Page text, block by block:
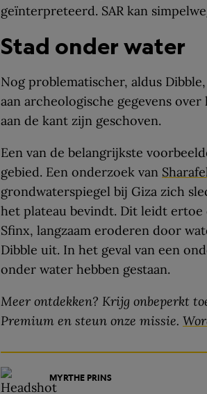
geïnterpreteerd. SAR kan
Stad onder water
Nog problematischer, aldus
aan archeologische gegevens
aan de kant zijn geschoven.
Een van de belangrijkste
gebied. Een onderzoek van
grondwaterspiegel bij Giza zich
het plateau bevindt. Dit leidt
Sfinx, langzaam eroderen door
Dibble uit. In het geval van een
onder water hebben gestaan.
Meer ontdekken? Krijg onbeperkt
Premium en steun onze missie.
MYRTHE PRINS